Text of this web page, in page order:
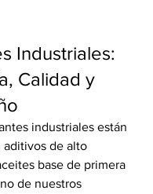
Industriales:
Calidad y
industriales están
aditivos de alto
base de primera
de nuestros